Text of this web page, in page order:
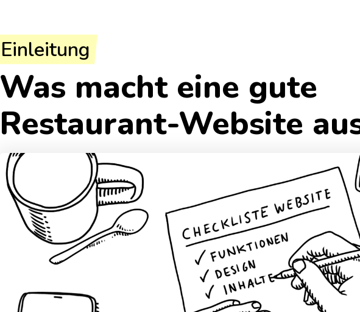
Einleitung
Was macht eine gute
Restaurant-Website